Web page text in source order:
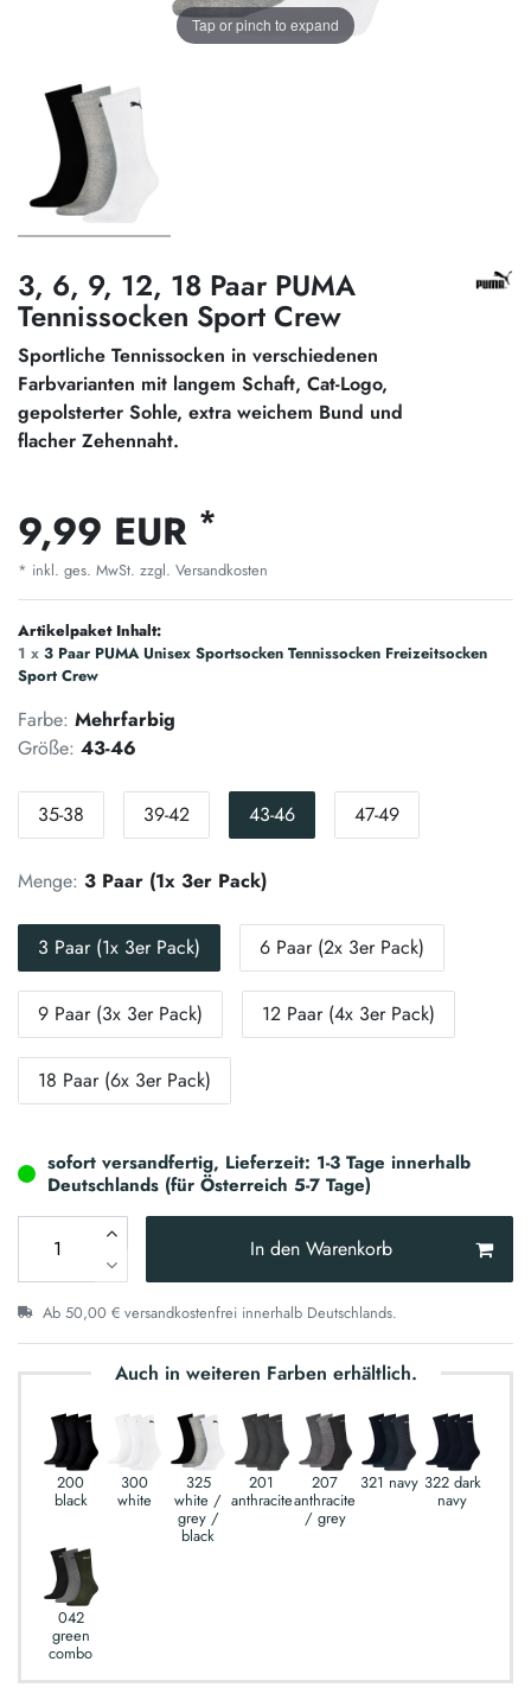
Tap or pinch to expand
3, 6, 9, 12, 18 Paar PUMA
Tennissocken Sport Crew
Sportliche Tennissocken in verschiedenen
Farbvarianten mit langem Schaft, Cat-Logo,
gepolsterter Sohle, extra weichem Bund und
flacher Zehennaht.
9,99 EUR *
* inkl. ges. MwSt. zzgl. Versandkosten
Artikelpaket Inhalt:
1 x 3 Paar PUMA Unisex Sportsocken Tennissocken Freizeitsocken
Sport Crew
Farbe: Mehrfarbig
Größe: 43-46
35-38 39-42 43-46 47-49
Menge: 3 Paar (1x 3er Pack)
3 Paar (1x 3er Pack) 6 Paar (2x 3er Pack)
9 Paar (3x 3er Pack) 12 Paar (4x 3er Pack)
18 Paar (6x 3er Pack)
sofort versandfertig, Lieferzeit: 1-3 Tage innerhalb
Deutschlands (für Österreich 5-7 Tage)
In den Warenkorb
Ab 50,00 € versandkostenfrei innerhalb Deutschlands.
Auch in weiteren Farben erhältlich.
200
black
300
white
325
white /
grey /
black
201
anthracite
207
anthracite
/ grey
321 navy 322 dark
navy
042
green
combo